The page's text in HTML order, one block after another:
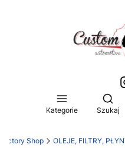
Kategorie Szukaj
Shop OLEJE, FILTRY,